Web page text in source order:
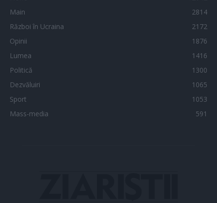
Main
2814
Război în Ucraina
2172
Opinii
1876
Lumea
1416
Politică
1300
Dezvăluiri
1065
Sport
1053
Mass-media
591